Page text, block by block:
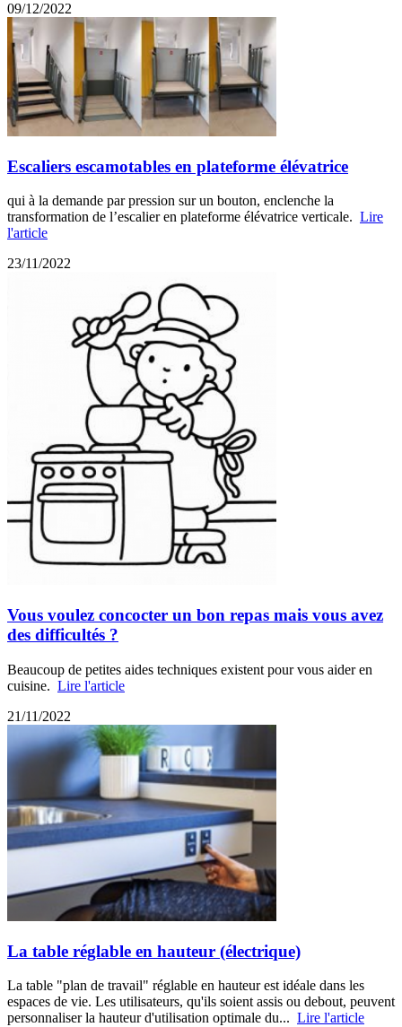
09/12/2022
Escaliers escamotables en plateforme élévatrice
qui à la demande par pression sur un bouton, enclenche la
transformation de l’escalier en plateforme élévatrice verticale. Lire
l'article
23/11/2022
Vous voulez concocter un bon repas mais vous avez
des difficultés ?
Beaucoup de petites aides techniques existent pour vous aider en
cuisine. Lire l'article
21/11/2022
La table réglable en hauteur (électrique)
La table "plan de travail" réglable en hauteur est idéale dans les
espaces de vie. Les utilisateurs, qu'ils soient assis ou debout, peuvent
personnaliser la hauteur d'utilisation optimale du... Lire l'article